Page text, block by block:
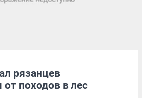
рязанцев
походов в лес